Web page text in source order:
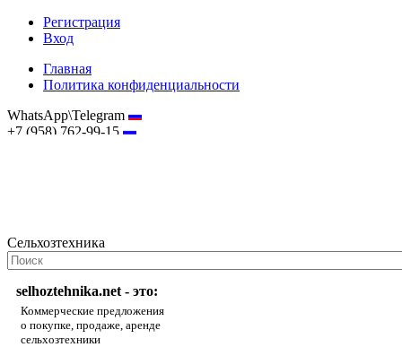
Регистрация
Вход
Главная
Политика конфиденциальности
WhatsApp\Telegram
+7 (958) 762-99-15
Сельхозтехника
selhoztehnika.net - это:
Коммерческие предложения
о покупке, продаже, аренде
сельхозтехники